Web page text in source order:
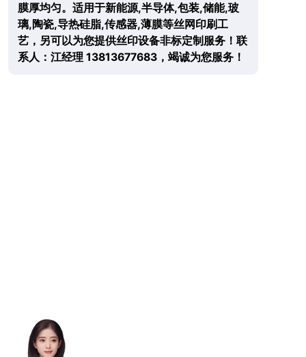
膜厚均匀。适用于新能源,半导体,包装,储能,玻
璃,陶瓷,导热硅脂,传感器,薄膜等丝网印刷工
艺，另可以为您提供丝印设备非标定制服务！联
系人：江经理 13813677683，竭诚为您服务！